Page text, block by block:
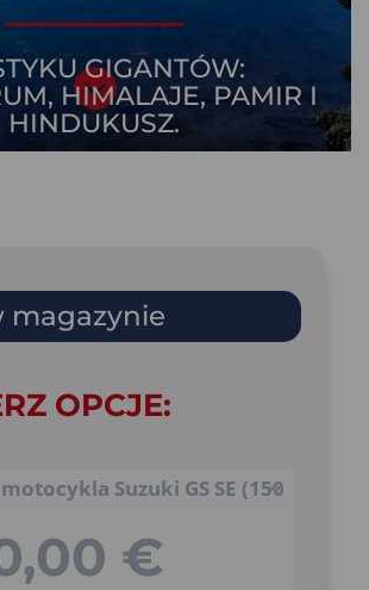
GIGANTÓW:
HIMALAJE, PAMIR I
HINDUKUSZ.

magazynie
OPCJE:
€